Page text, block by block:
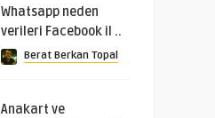
Whatsapp neden
verileri Facebook il ..
Berat Berkan Topal
Anakart ve